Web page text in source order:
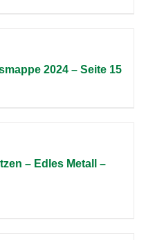
2024 – Seite 15
– Edles Metall –